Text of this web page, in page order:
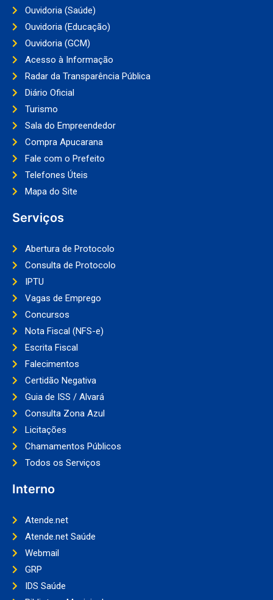
Ouvidoria (Saúde)
Ouvidoria (Educação)
Ouvidoria (GCM)
Acesso à Informação
Radar da Transparência Pública
Diário Oficial
Turismo
Sala do Empreendedor
Compra Apucarana
Fale com o Prefeito
Telefones Úteis
Mapa do Site
Serviços
Abertura de Protocolo
Consulta de Protocolo
IPTU
Vagas de Emprego
Concursos
Nota Fiscal (NFS-e)
Escrita Fiscal
Falecimentos
Certidão Negativa
Guia de ISS / Alvará
Consulta Zona Azul
Licitações
Chamamentos Públicos
Todos os Serviços
Interno
Atende.net
Atende.net Saúde
Webmail
GRP
IDS Saúde